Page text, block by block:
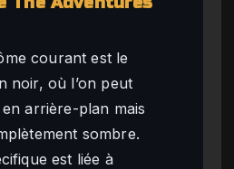
courant est le
noir, où l’on peut
en arrière-plan mais
sombre.
est liée à